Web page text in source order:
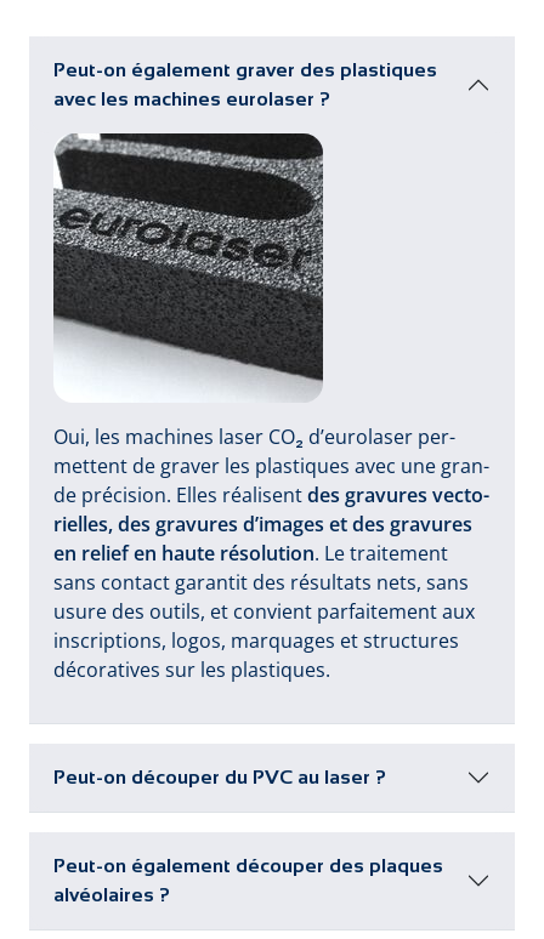
Peut-on également graver des plastiques
avec les machines eurolaser ?
Oui, les ma­chi­nes la­ser CO₂ d’eu­ro­la­ser per­
met­tent de gra­ver les plas­ti­ques a­vec u­ne gran­
de pré­ci­sion. El­les ré­a­li­sentdes gra­vu­res vec­to­
riel­les, des gra­vu­res d’i­ma­ges et des gra­vu­res
en re­lief en hau­te ré­so­lu­tion. Le trai­te­ment
sans con­tact ga­ran­tit des ré­sul­tats nets, sans
u­su­re des ou­tils, et con­vient par­fai­te­ment aux
ins­crip­tions, lo­gos, mar­qua­ges et struc­tu­res
dé­co­ra­ti­ves sur les plas­ti­ques.
Peut-on découper du PVC au laser ?
Peut-on également découper des plaques
alvéolaires ?